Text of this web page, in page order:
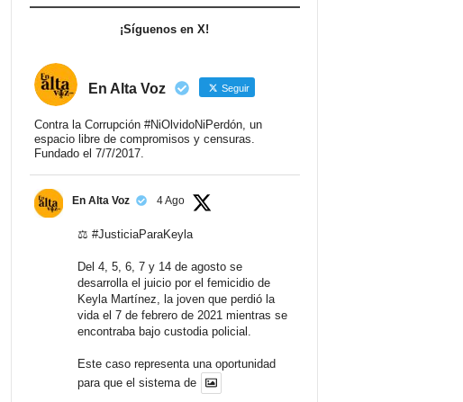
¡Síguenos en X!
En Alta Voz Seguir
Contra la Corrupción #NiOlvidoNiPerdón, un
espacio libre de compromisos y censuras.
Fundado el 7/7/2017.
En Alta Voz 4 Ago
⚖️ #JusticiaParaKeyla
Del 4, 5, 6, 7 y 14 de agosto se
desarrolla el juicio por el femicidio de
Keyla Martínez, la joven que perdió la
vida el 7 de febrero de 2021 mientras se
encontraba bajo custodia policial.
Este caso representa una oportunidad
para que el sistema de